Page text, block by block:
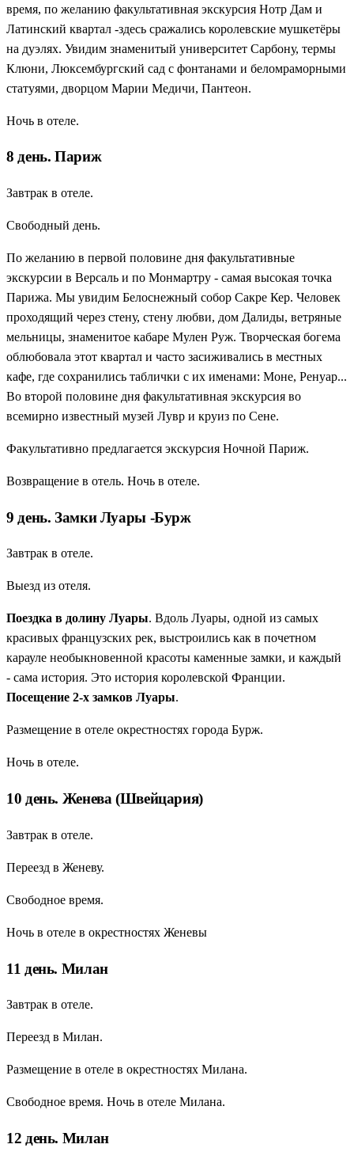
время, по желанию факультативная экскурсия Нотр Дам и
Латинский квартал -здесь сражались королевские мушкетёры
на дуэлях. Увидим знаменитый университет Сарбону, термы
Клюни, Люксембургский сад с фонтанами и беломраморными
статуями, дворцом Марии Медичи, Пантеон.
Ночь в отеле.
8 день. Париж
Завтрак в отеле.
Свободный день.
По желанию в первой половине дня факультативные
экскурсии в Версаль и по Монмартру - самая высокая точка
Парижа. Мы увидим Белоснежный собор Сакре Кер. Человек
проходящий через стену, стену любви, дом Далиды, ветряные
мельницы, знаменитое кабаре Мулен Руж. Творческая богема
облюбовала этот квартал и часто засиживались в местных
кафе, где сохранились таблички с их именами: Моне, Ренуар...
Во второй половине дня факультативная экскурсия во
всемирно известный музей Лувр и круиз по Сене.
Факультативно предлагается экскурсия Ночной Париж.
Возвращение в отель. Ночь в отеле.
9 день. Замки Луары -Бурж
Завтрак в отеле.
Выезд из отеля.
Поездка в долину Луары. Вдоль Луары, одной из самых
красивых французских рек, выстроились как в почетном
карауле необыкновенной красоты каменные замки, и каждый
- сама история. Это история королевской Франции.
Посещение 2-х замков Луары.
Размещение в отеле окрестностях города Бурж.
Ночь в отеле.
10 день. Женева (Швейцария)
Завтрак в отеле.
Переезд в Женеву.
Свободное время.
Ночь в отеле в окрестностях Женевы
11 день. Милан
Завтрак в отеле.
Переезд в Милан.
Размещение в отеле в окрестностях Милана.
Свободное время. Ночь в отеле Милана.
12 день. Милан